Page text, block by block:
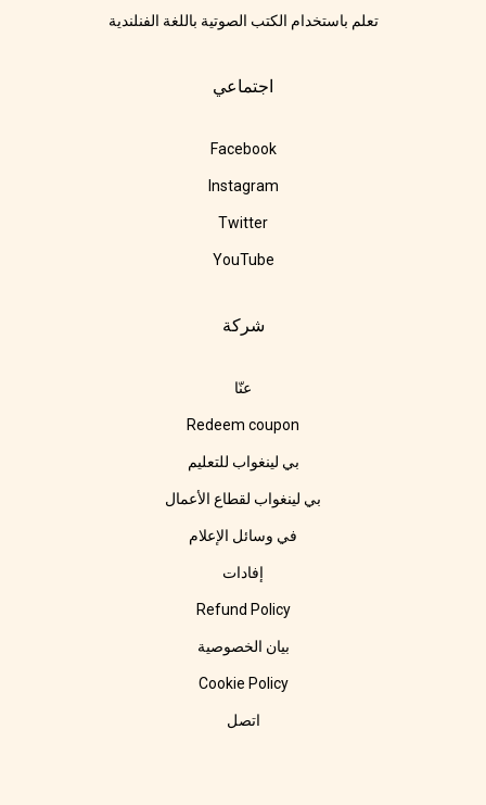
تعلم باستخدام الكتب الصوتية باللغة الفنلندية
اجتماعي
Facebook
Instagram
Twitter
YouTube
شركة
عنّا
Redeem coupon
بي لينغواب للتعليم
بي لينغواب لقطاع الأعمال
في وسائل الإعلام
إفادات
Refund Policy
بيان الخصوصية
Cookie Policy
اتصل